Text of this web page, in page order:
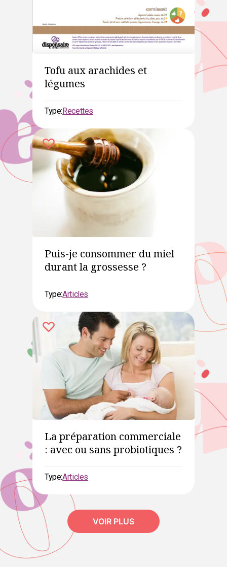
Tofu aux arachides et
légumes
Type: Recettes
Puis-je consommer du miel
durant la grossesse ?
Type:Articles
La préparation commerciale
: avec ou sans probiotiques ?
Type:Articles
VOIR PLUS